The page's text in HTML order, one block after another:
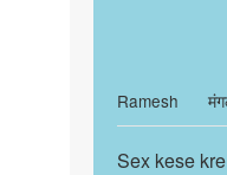
Ramesh
reply
to
Sex
Sex kese kre